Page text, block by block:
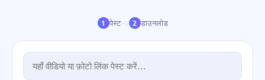
1 पेस्ट→ 2 डाउनलोड